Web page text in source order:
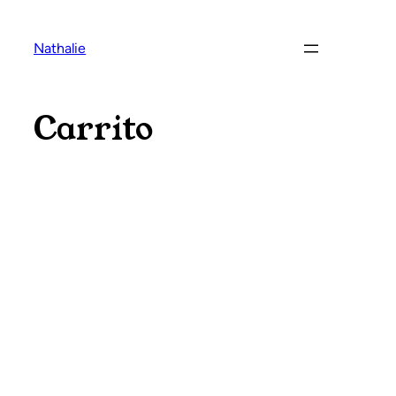
contenido
Nathalie
Carrito